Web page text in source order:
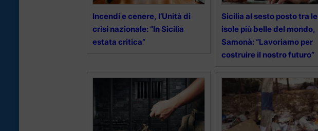
Incendi e cenere, l’Unità di
crisi nazionale: “In Sicilia
estata critica”
Sicilia al sesto posto tra le
isole più belle del mondo,
Samonà: “Lavoriamo per
costruire il nostro futuro”